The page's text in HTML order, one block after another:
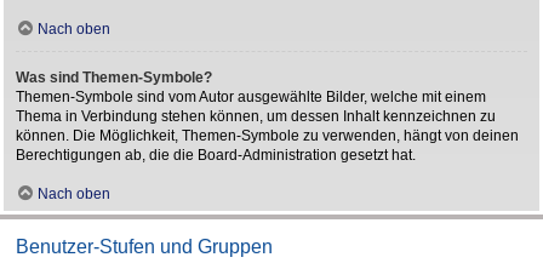
Nach oben
Was sind Themen-Symbole?
Themen-Symbole sind vom Autor ausgewählte Bilder, welche mit einem
Thema in Verbindung stehen können, um dessen Inhalt kennzeichnen zu
können. Die Möglichkeit, Themen-Symbole zu verwenden, hängt von deinen
Berechtigungen ab, die die Board-Administration gesetzt hat.
Nach oben
Benutzer-Stufen und Gruppen